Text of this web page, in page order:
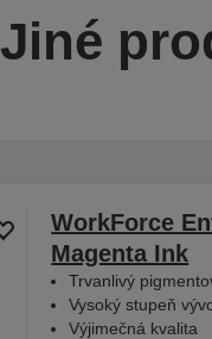
Jiné
WorkForce
Magenta Ink
Trvanlivý
Vysoký stupeň
Výjimečná kvalita